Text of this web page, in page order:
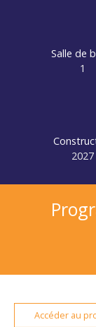
Salle de
1
2027
Accéder au